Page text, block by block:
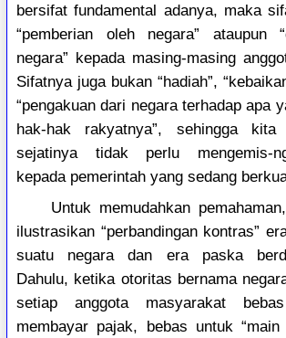
bersifat fundamental adanya, maka
“pemberian oleh negara” ataupun
negara” kepada masing-masing
Sifatnya juga bukan “hadiah”,
“pengakuan dari negara terhadap apa
hak-hak rakyatnya”, sehingga
sejatinya tidak perlu mengemis-
kepada pemerintah yang sedang
Untuk memudahkan
ilustrasikan “perbandingan kontras”
suatu negara dan era paska
Dahulu, ketika otoritas bernama
setiap anggota masyarakat
membayar pajak, bebas untuk “main